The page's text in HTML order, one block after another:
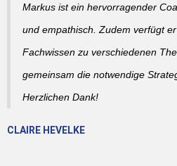
Markus ist ein hervorragender
und empathisch. Zudem verfügt
Fachwissen zu verschiedenen
gemeinsam die notwendige
Herzlichen Dank!
CLAIRE HEVELKE